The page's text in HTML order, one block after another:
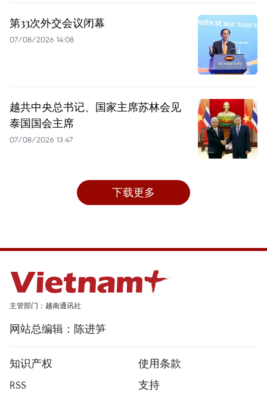
第33次外交会议闭幕
07/08/2026 14:08
越共中央总书记、国家主席苏林会见
泰国国会主席
07/08/2026 13:47
下载更多
主管部门：越南通讯社
网站总编辑：陈进笋
知识产权
使用条款
RSS
支持